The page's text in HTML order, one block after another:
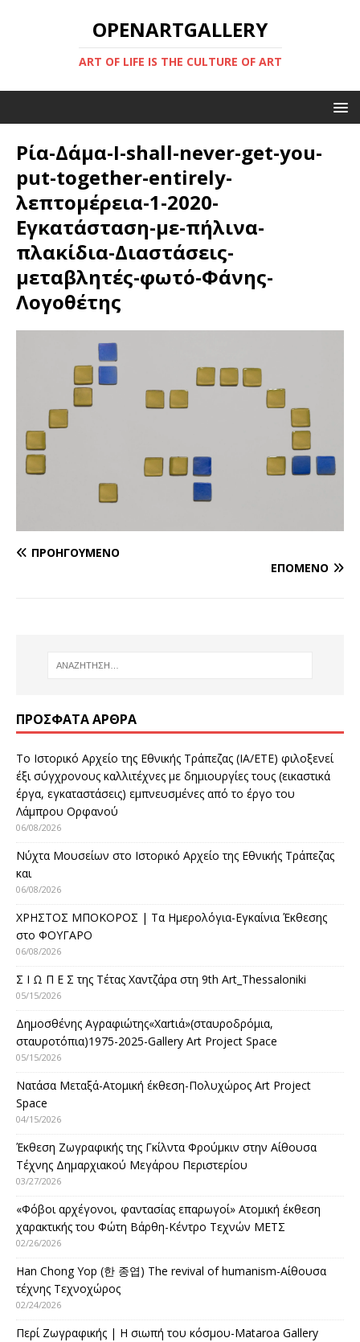
OPENARTGALLERY
ART OF LIFE IS THE CULTURE OF ART
Ρία-Δάμα-I-shall-never-get-you-
put-together-entirely-
λεπτομέρεια-1-2020-
Εγκατάσταση-με-πήλινα-
πλακίδια-Διαστάσεις-
μεταβλητές-φωτό-Φάνης-
Λογοθέτης
ΠΡΟΗΓΟΎΜΕΝΟ
ΕΠΌΜΕΝΟ
ΠΡΌΣΦΑΤΑ ΆΡΘΡΑ
Το Ιστορικό Αρχείο της Εθνικής Τράπεζας (ΙΑ/ΕΤΕ) φιλοξενεί
έξι σύγχρονους καλλιτέχνες με δημιουργίες τους (εικαστικά
έργα, εγκαταστάσεις) εμπνευσμένες από το έργο του
Λάμπρου Ορφανού
06/08/2026
Νύχτα Μουσείων στο Ιστορικό Αρχείο της Εθνικής Τράπεζας
και
06/08/2026
ΧΡΗΣΤΟΣ ΜΠΟΚΟΡΟΣ | Τα Ημερολόγια-Εγκαίνια Έκθεσης
στο ΦΟΥΓΑΡΟ
06/08/2026
Σ Ι Ω Π Ε Σ της Τέτας Χαντζάρα στη 9th Art_Thessaloniki
05/15/2026
Δημοσθένης Αγραφιώτης«Xαrtιά»(σταυροδρόμια,
σταυροτόπια)1975-2025-Gallery Art Project Space
05/15/2026
Νατάσα Μεταξά-Ατομική έκθεση-Πολυχώρος Art Project
Space
04/15/2026
Έκθεση Ζωγραφικής της Γκίλντα Φρούμκιν στην Αίθουσα
Τέχνης Δημαρχιακού Μεγάρου Περιστερίου
03/27/2026
«Φόβοι αρχέγονοι, φαντασίας επαρωγοί» Ατομική έκθεση
χαρακτικής του Φώτη Βάρθη-Κέντρο Τεχνών ΜΕΤΣ
02/26/2026
Han Chong Yop (한 종엽) The revival of humanism-Αίθουσα
τέχνης Τεχνοχώρος
02/24/2026
Περί Ζωγραφικής | Η σιωπή του κόσμου-Mataroa Gallery